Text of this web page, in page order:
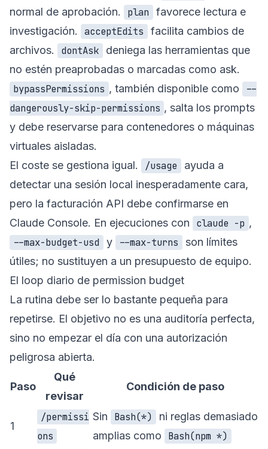
normal de aprobación.
plan
favorece lectura e
investigación.
acceptEdits
facilita cambios de
archivos.
dontAsk
deniega las herramientas que
no estén preaprobadas o marcadas como ask.
bypassPermissions , también disponible como
--
dangerously-skip-permissions , salta los prompts
y debe reservarse para contenedores o máquinas
virtuales aisladas.
El coste se gestiona igual.
/usage
ayuda a
detectar una sesión local inesperadamente cara,
pero la facturación API debe confirmarse en
Claude Console. En ejecuciones con
claude -p ,
--max-budget-usd
y --max-turns
son límites
útiles; no sustituyen a un presupuesto de equipo.
El loop diario de permission budget
La rutina debe ser lo bastante pequeña para
repetirse. El objetivo no es una auditoría perfecta,
sino no empezar el día con una autorización
peligrosa abierta.
Paso
Qué
revisar
Condición de paso
1
/permissi
ons
Sin Bash(*)
ni reglas demasiado
amplias como
Bash(npm *)